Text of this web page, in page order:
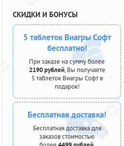
СКИДКИ И БОНУСЫ
5 таблеток Виагры Софт
бесплатно!
При заказе на сумму более
2190 рублей, Вы получаете
5 таблеток Виагры Софт в
подарок!
Бесплатная доставка!
Бесплатная доставка для
заказов стоимостью